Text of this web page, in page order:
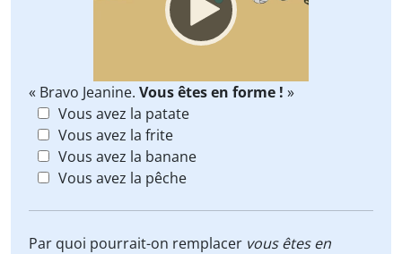
« Bravo Jeanine. Vous êtes en forme ! »
Vous avez la patate
Vous avez la frite
Vous avez la banane
Vous avez la pêche
Par quoi pourrait-on remplacer vous êtes en